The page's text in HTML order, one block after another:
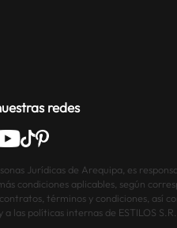
redes
Jurídicas de Arequipa, es
condiciones aplicables, según
términos y condiciones, así
políticas internas de ESTILOS